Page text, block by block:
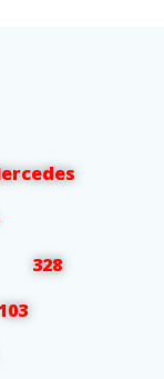
328